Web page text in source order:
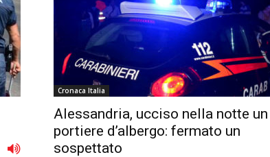
Cronaca Italia
Alessandria, ucciso nella notte un
portiere d’albergo: fermato un
sospettato